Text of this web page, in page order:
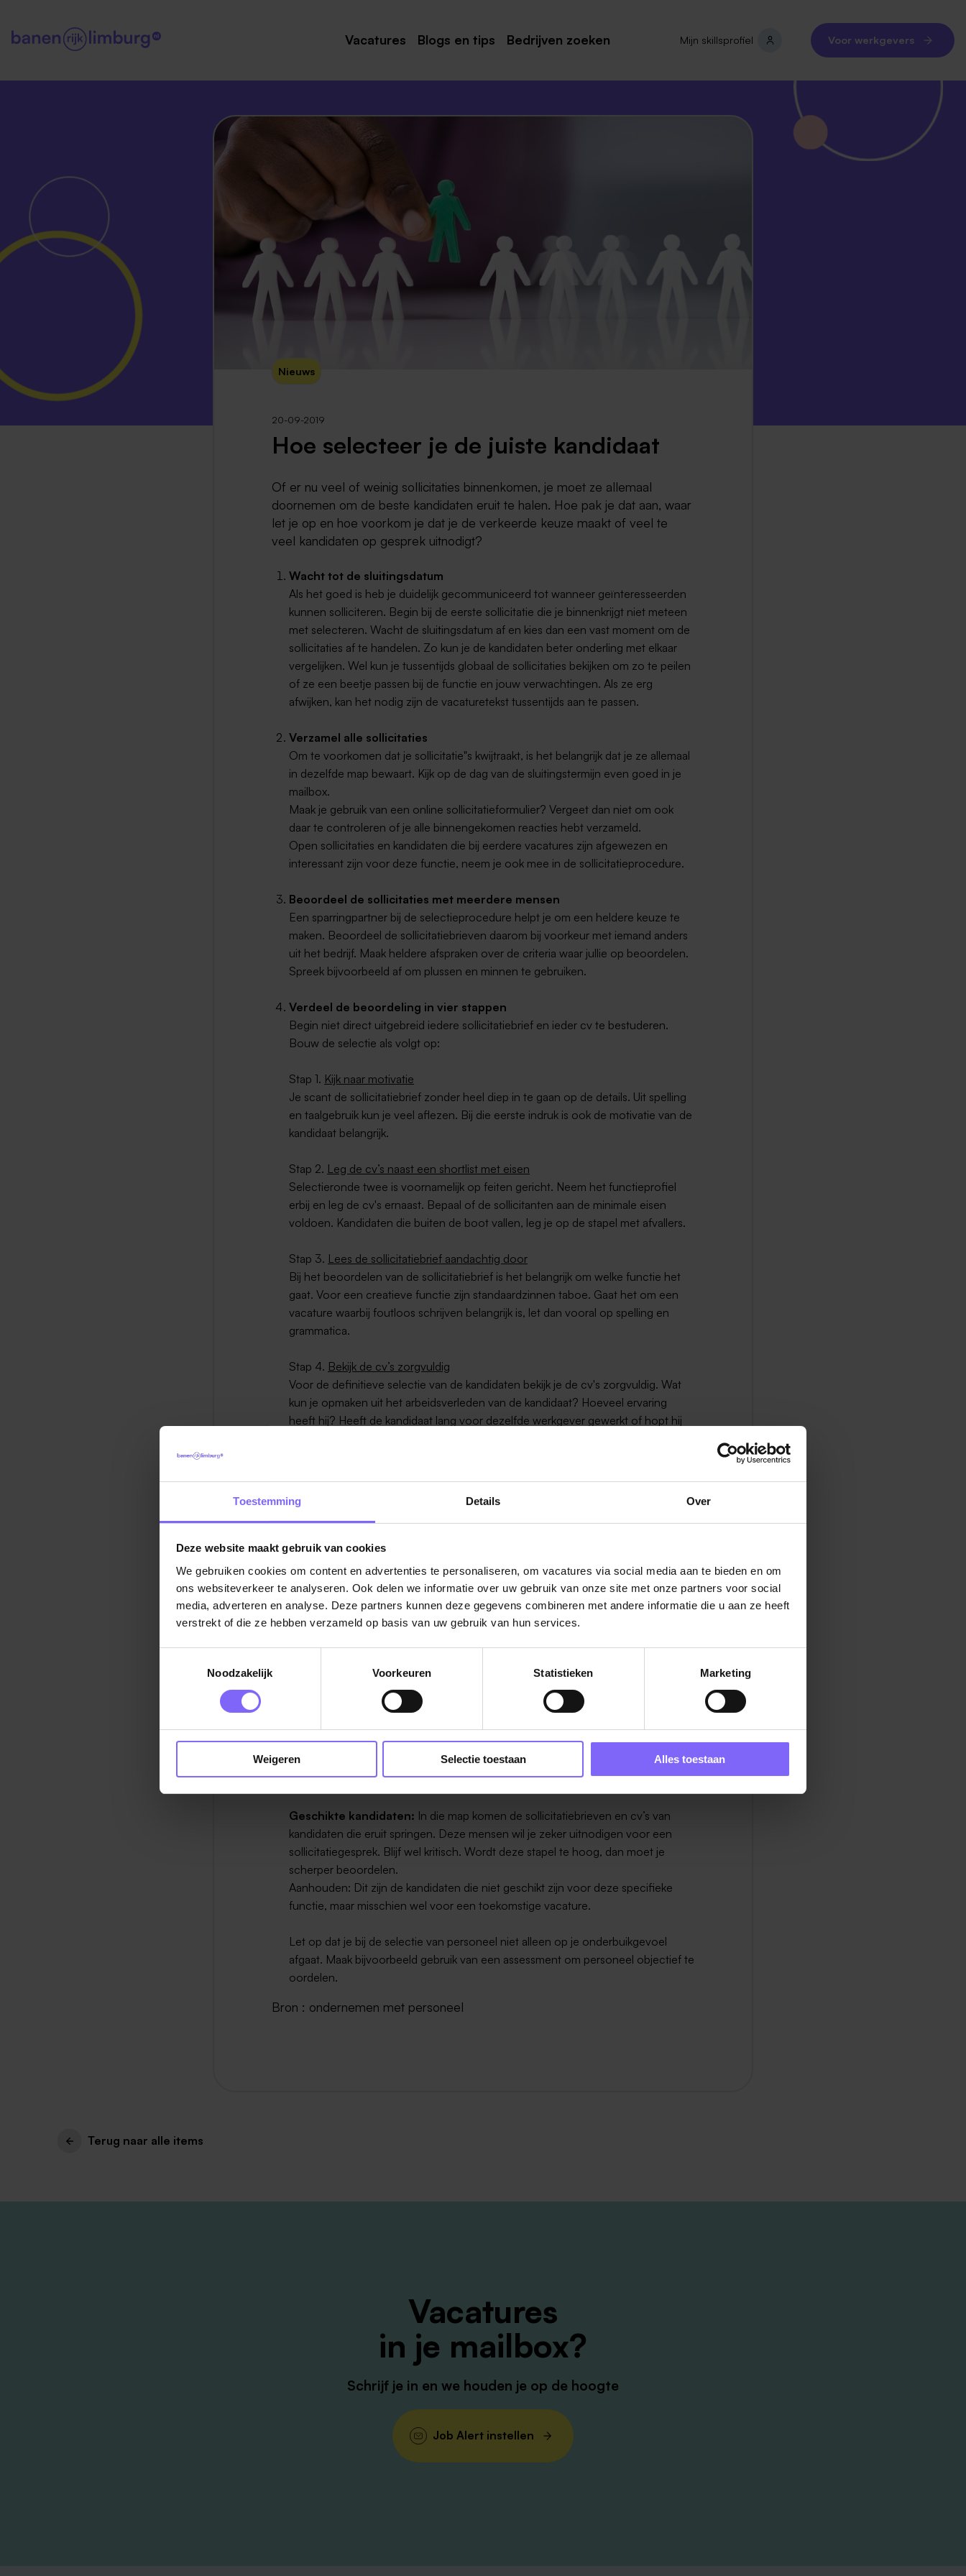
Toestemming Details Over
Deze website maakt gebruik van cookies
We gebruiken cookies om content en advertenties te personaliseren, om vacatures via social media aan te bieden en om
ons websiteverkeer te analyseren. Ook delen we informatie over uw gebruik van onze site met onze partners voor social
media, adverteren en analyse. Deze partners kunnen deze gegevens combineren met andere informatie die u aan ze heeft
verstrekt of die ze hebben verzameld op basis van uw gebruik van hun services.
Noodzakelijk
Voorkeuren Statistieken Marketing
Weigeren Selectie toestaan Alles toestaan
Vacatures
Maastricht
Roermond
Venlo
Noord-Limburg
Midden-Limburg
Zuid-Limburg
Heerlen
Blogs en tips Bedrijven zoeken Mijn skillsprofiel Voor werkgevers
Nieuws
20-09-2019
Hoe selecteer je de juiste kandidaat
Of er nu veel of weinig sollicitaties binnenkomen, je moet ze allemaal
doornemen om de beste kandidaten eruit te halen. Hoe pak je dat aan, waar
let je op en hoe voorkom je dat je de verkeerde keuze maakt of veel te
veel kandidaten op gesprek uitnodigt?
Wacht tot de sluitingsdatum
Als het goed is heb je duidelijk gecommuniceerd tot wanneer geïnteresseerden
kunnen solliciteren. Begin bij de eerste sollicitatie die je binnenkrijgt niet meteen
met selecteren. Wacht de sluitingsdatum af en kies dan een vast moment om de
sollicitaties af te handelen. Zo kun je de kandidaten beter onderling met elkaar
vergelijken. Wel kun je tussentijds globaal de sollicitaties bekijken om zo te peilen
of ze een beetje passen bij de functie en jouw verwachtingen. Als ze erg
afwijken, kan het nodig zijn de vacaturetekst tussentijds aan te passen.
Verzamel alle sollicitaties
Om te voorkomen dat je sollicitatie"s kwijtraakt, is het belangrijk dat je ze allemaal
in dezelfde map bewaart. Kijk op de dag van de sluitingstermijn even goed in je
mailbox.
Maak je gebruik van een online sollicitatieformulier? Vergeet dan niet om ook
daar te controleren of je alle binnengekomen reacties hebt verzameld.
Open sollicitaties en kandidaten die bij eerdere vacatures zijn afgewezen en
interessant zijn voor deze functie, neem je ook mee in de sollicitatieprocedure.
Beoordeel de sollicitaties met meerdere mensen
Een sparringpartner bij de selectieprocedure helpt je om een heldere keuze te
maken. Beoordeel de sollicitatiebrieven daarom bij voorkeur met iemand anders
uit het bedrijf. Maak heldere afspraken over de criteria waar jullie op beoordelen.
Spreek bijvoorbeeld af om plussen en minnen te gebruiken.
Verdeel de beoordeling in vier stappen
Begin niet direct uitgebreid iedere sollicitatiebrief en ieder cv te bestuderen.
Bouw de selectie als volgt op:
Stap 1. Kijk naar motivatie
Je scant de sollicitatiebrief zonder heel diep in te gaan op de details. Uit spelling
en taalgebruik kun je veel aflezen. Bij die eerste indruk is ook de motivatie van de
kandidaat belangrijk.
Stap 2. Leg de cv’s naast een shortlist met eisen
Selectieronde twee is voornamelijk op feiten gericht. Neem het functieprofiel
erbij en leg de cv's ernaast. Bepaal of de sollicitanten aan de minimale eisen
voldoen. Kandidaten die buiten de boot vallen, leg je op de stapel met afvallers.
Stap 3. Lees de sollicitatiebrief aandachtig door
Bij het beoordelen van de sollicitatiebrief is het belangrijk om welke functie het
gaat. Voor een creatieve functie zijn standaardzinnen taboe. Gaat het om een
vacature waarbij foutloos schrijven belangrijk is, let dan vooral op spelling en
grammatica.
Stap 4. Bekijk de cv’s zorgvuldig
Voor de definitieve selectie van de kandidaten bekijk je de cv's zorgvuldig. Wat
kun je opmaken uit het arbeidsverleden van de kandidaat? Hoeveel ervaring
heeft hij? Heeft de kandidaat lang voor dezelfde werkgever gewerkt of hopt hij
groepen:
Afwijzingen: Daar stop je de sollicitatiebrieven in van kandidaten die niet in
aanmerking komen voor een sollicitatiegesprek.
Kandidaten afwijzen. Voor het imago van je bedrijf is het belangrijk hier
zorgvuldig mee om te gaan. De mensen die zijn komen solliciteren hebben hier
energie en moeite ingestoken en het zal ze zeer dwars zitten wanneer je niks
voorkomen dat je een kandidaat niet geschikt vindt voor de vacature die je nu
hebt, maar dat je wel denkt dat hij of zij voor toekomstige vacatures geschikt is.
Vraag dan of je de gegevens van de kandidaat mag bewaren.
Twijfelgevallen:Dat zijn de kandidaten waar je nog over twijfelt. Vaak kun je
daar pas een goed oordeel over vellen als je alle sollicitatiebrieven nogmaals
hebt gelezen.
Geschikte kandidaten: In die map komen de sollicitatiebrieven en cv’s van
kandidaten die eruit springen. Deze mensen wil je zeker uitnodigen voor een
sollicitatiegesprek. Blijf wel kritisch. Wordt deze stapel te hoog, dan moet je
scherper beoordelen.
Aanhouden: Dit zijn de kandidaten die niet geschikt zijn voor deze specifieke
functie, maar misschien wel voor een toekomstige vacature.
Let op dat je bij de selectie van personeel niet alleen op je onderbuikgevoel
afgaat. Maak bijvoorbeeld gebruik van een assessment om personeel objectief te
oordelen.
Bron : ondernemen met personeel
Terug naar alle items
Vacatures
in je mailbox?
Schrijf je in en we houden je op de hoogte
Job Alert instellen